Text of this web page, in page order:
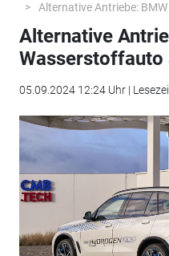
Alternative Antriebe:
Alternative
Wasserstoffauto
05.09.2024 12:24 Uhr |